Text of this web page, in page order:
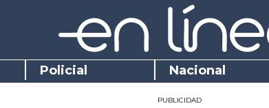
Policial Nacional
PUBLICIDAD